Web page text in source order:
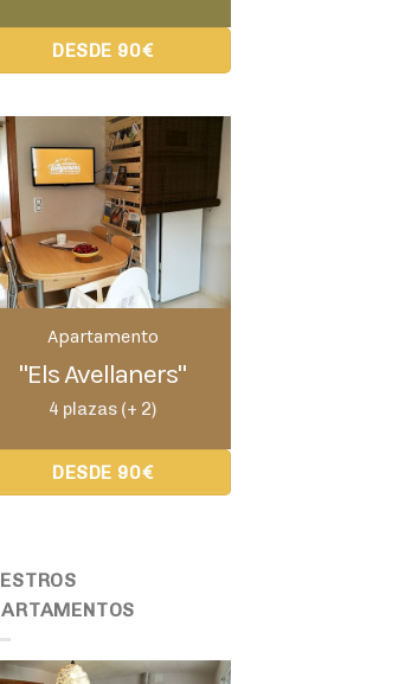
DESDE 90€
Apartamento
"Els Avellaners"
4 plazas (+ 2)
DESDE 90€